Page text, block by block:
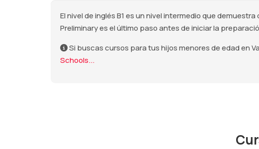
El nivel de inglés B1 es un nivel intermedio que
Preliminary es el último paso antes de iniciar la
Si buscas cursos para tus hijos menores de edad en
Schools...